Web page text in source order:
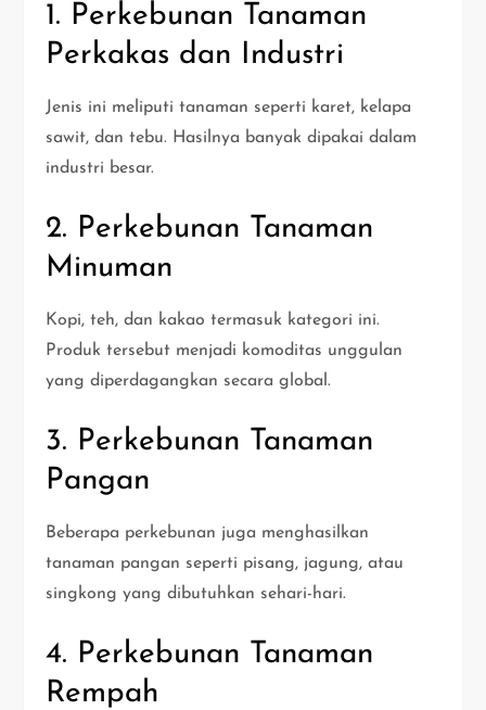
1. Perkebunan Tanaman
Perkakas dan Industri
Jenis ini meliputi tanaman seperti karet, kelapa
sawit, dan tebu. Hasilnya banyak dipakai dalam
industri besar.
2. Perkebunan Tanaman
Minuman
Kopi, teh, dan kakao termasuk kategori ini.
Produk tersebut menjadi komoditas unggulan
yang diperdagangkan secara global.
3. Perkebunan Tanaman
Pangan
Beberapa perkebunan juga menghasilkan
tanaman pangan seperti pisang, jagung, atau
singkong yang dibutuhkan sehari-hari.
4. Perkebunan Tanaman
Rempah